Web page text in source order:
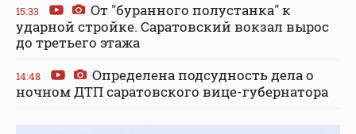
15:33
От "буранного полустанка" к
ударной стройке. Саратовский вокзал вырос
до третьего этажа
14:48
Определена подсудность дела о
ночном ДТП саратовского вице-губернатора